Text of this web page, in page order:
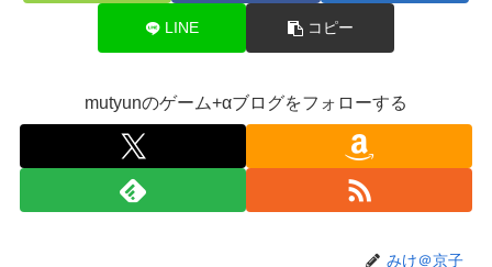
【悲報】Mrs. GREEN APPLE、マジで逝くwwwwww
【悲報】結婚相談所職員、子なし女にド正論を述べてしまう
女子小学生｢先生、好き｣ 教師｢くっ…(葛藤｣→我慢できずハ
メ撮りカーセックスして教員免許剥奪
LINE コピー
mutyunのゲーム+αブログをフォローする
みけ＠京子